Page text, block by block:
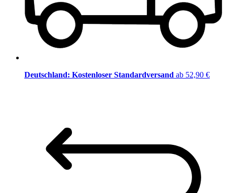
Deutschland: Kostenloser Standardversand ab 52,90 €